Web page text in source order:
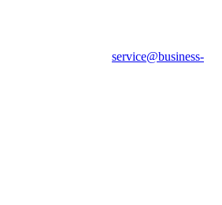
service@business-